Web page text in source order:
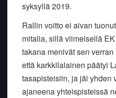
syksyllä 2019.
Rallin voitto ei aivan
mitalia, silläviimeisellä
takana menivät sen verran
että karkkilalainen päätyi
tasapisteisiin, ja jäi yhden
ajaneena yhteispisteissä